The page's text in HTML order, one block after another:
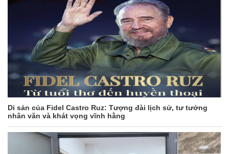
Di sản của Fidel Castro Ruz: Tượng đài lịch sử, tư tưởng
nhân văn và khát vọng vĩnh hằng